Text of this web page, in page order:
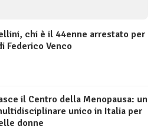
chi è il 44enne arrestato per
Federico Venco
il Centro della Menopausa: un
unico in Italia per
donne